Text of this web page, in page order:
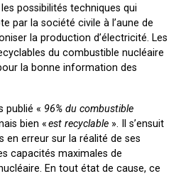
possibilités techniques qui
par la société civile à l’aune de
la production d’électricité. Les
du combustible nucléaire
la bonne information des
publié « 96% du combustible
bien «est recyclable». Il s’ensuit
en erreur sur la réalité de ses
capacités maximales de
En tout état de cause, ce